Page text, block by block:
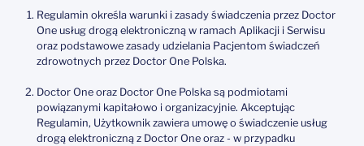
Regulamin określa warunki i zasady świadczenia przez Doctor
One usług drogą elektroniczną w ramach Aplikacji i Serwisu
oraz podstawowe zasady udzielania Pacjentom świadczeń
zdrowotnych przez Doctor One Polska.
Doctor One oraz Doctor One Polska są podmiotami
powiązanymi kapitałowo i organizacyjnie. Akceptując
Regulamin, Użytkownik zawiera umowę o świadczenie usług
drogą elektroniczną z Doctor One oraz - w przypadku